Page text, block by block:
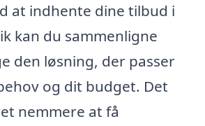
at indhente dine tilbud i
kan du sammenligne
den løsning, der passer
og dit budget. Det
nemmere at få